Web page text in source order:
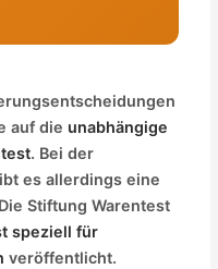
auf die unabhängige
. Bei der
es allerdings eine
Stiftung Warentest
speziell für
veröffentlicht.